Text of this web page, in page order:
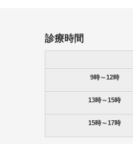
診療時間
9時～12時
13時～15時
15時～17時